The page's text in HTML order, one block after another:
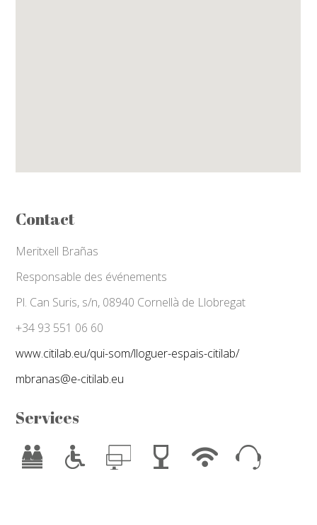
Contact
Meritxell Brañas
Responsable des événements
Pl. Can Suris, s/n, 08940 Cornellà de Llobregat
+34 93 551 06 60
www.citilab.eu/qui-som/lloguer-espais-citilab/
mbranas@e-citilab.eu
Services